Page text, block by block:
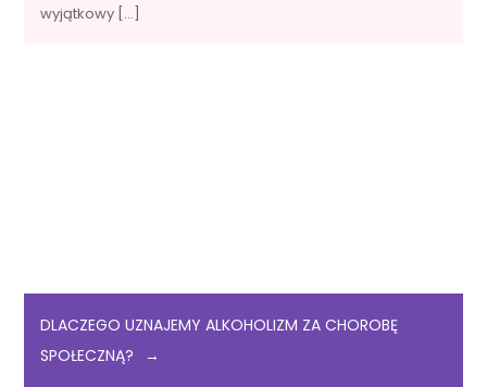
wyjątkowy […]
DLACZEGO UZNAJEMY ALKOHOLIZM ZA CHOROBĘ
SPOŁECZNĄ?